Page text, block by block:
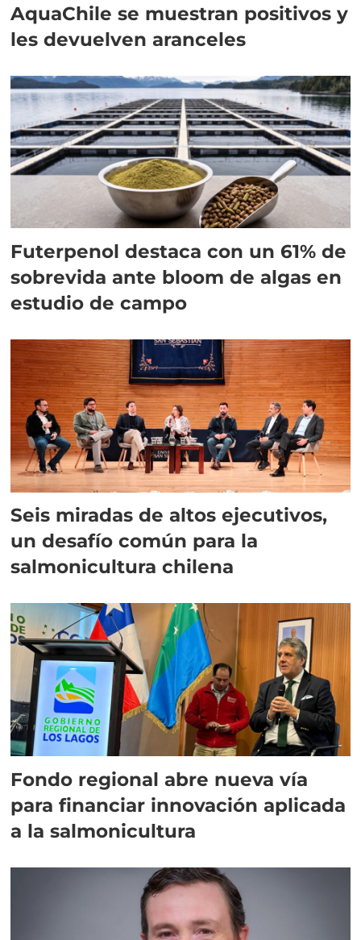
AquaChile se muestran positivos y
les devuelven aranceles
Futerpenol destaca con un 61% de
sobrevida ante bloom de algas en
estudio de campo
Seis miradas de altos ejecutivos,
un desafío común para la
salmonicultura chilena
Fondo regional abre nueva vía
para financiar innovación aplicada
a la salmonicultura